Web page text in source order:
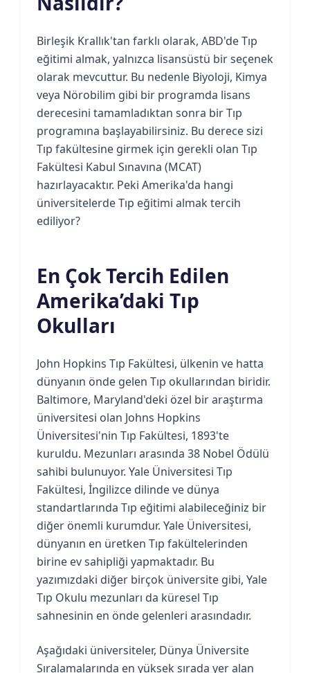
Birleşik Krallık'tan farklı olarak, ABD'de Tıp
eğitimi almak, yalnızca lisansüstü bir seçenek
olarak mevcuttur. Bu nedenle Biyoloji, Kimya
veya Nörobilim gibi bir programda lisans
derecesini tamamladıktan sonra bir Tıp
programına başlayabilirsiniz. Bu derece sizi
Tıp fakültesine girmek için gerekli olan Tıp
Fakültesi Kabul Sınavına (MCAT)
hazırlayacaktır. Peki Amerika'da hangi
üniversitelerde Tıp eğitimi almak tercih
ediliyor?
En Çok Tercih Edilen
Amerika’daki Tıp
Okulları
John Hopkins Tıp Fakültesi, ülkenin ve hatta
dünyanın önde gelen Tıp okullarından biridir.
Baltimore, Maryland'deki özel bir araştırma
üniversitesi olan Johns Hopkins
Üniversitesi'nin Tıp Fakültesi, 1893'te
kuruldu. Mezunları arasında 38 Nobel Ödülü
sahibi bulunuyor. Yale Üniversitesi Tıp
Fakültesi, İngilizce dilinde ve dünya
standartlarında Tıp eğitimi alabileceğiniz bir
diğer önemli kurumdur. Yale Üniversitesi,
dünyanın en üretken Tıp fakültelerinden
birine ev sahipliği yapmaktadır. Bu
yazımızdaki diğer birçok üniversite gibi, Yale
Tıp Okulu mezunları da küresel Tıp
sahnesinin en önde gelenleri arasındadır.
Aşağıdaki üniversiteler, Dünya Üniversite
Sıralamalarında en yüksek sırada yer alan